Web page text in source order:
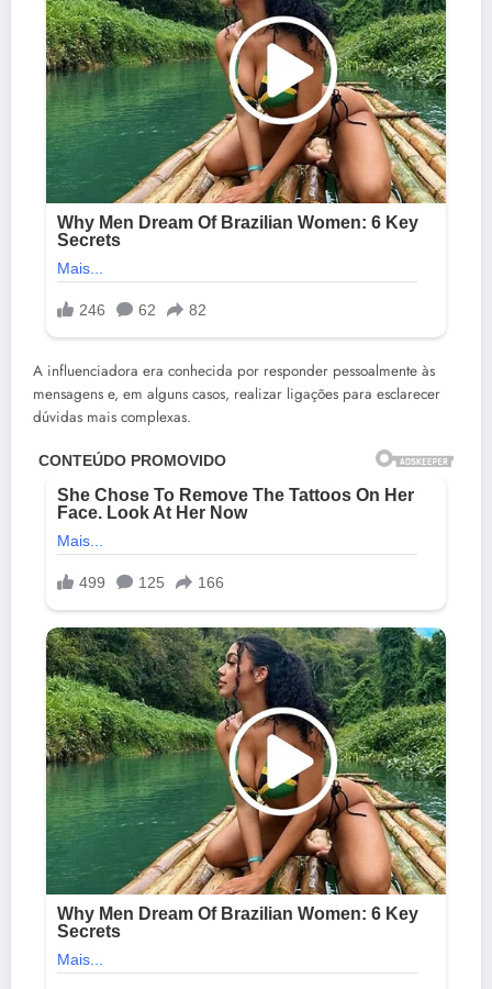
A influenciadora era conhecida por responder pessoalmente às
mensagens e, em alguns casos, realizar ligações para esclarecer
dúvidas mais complexas.